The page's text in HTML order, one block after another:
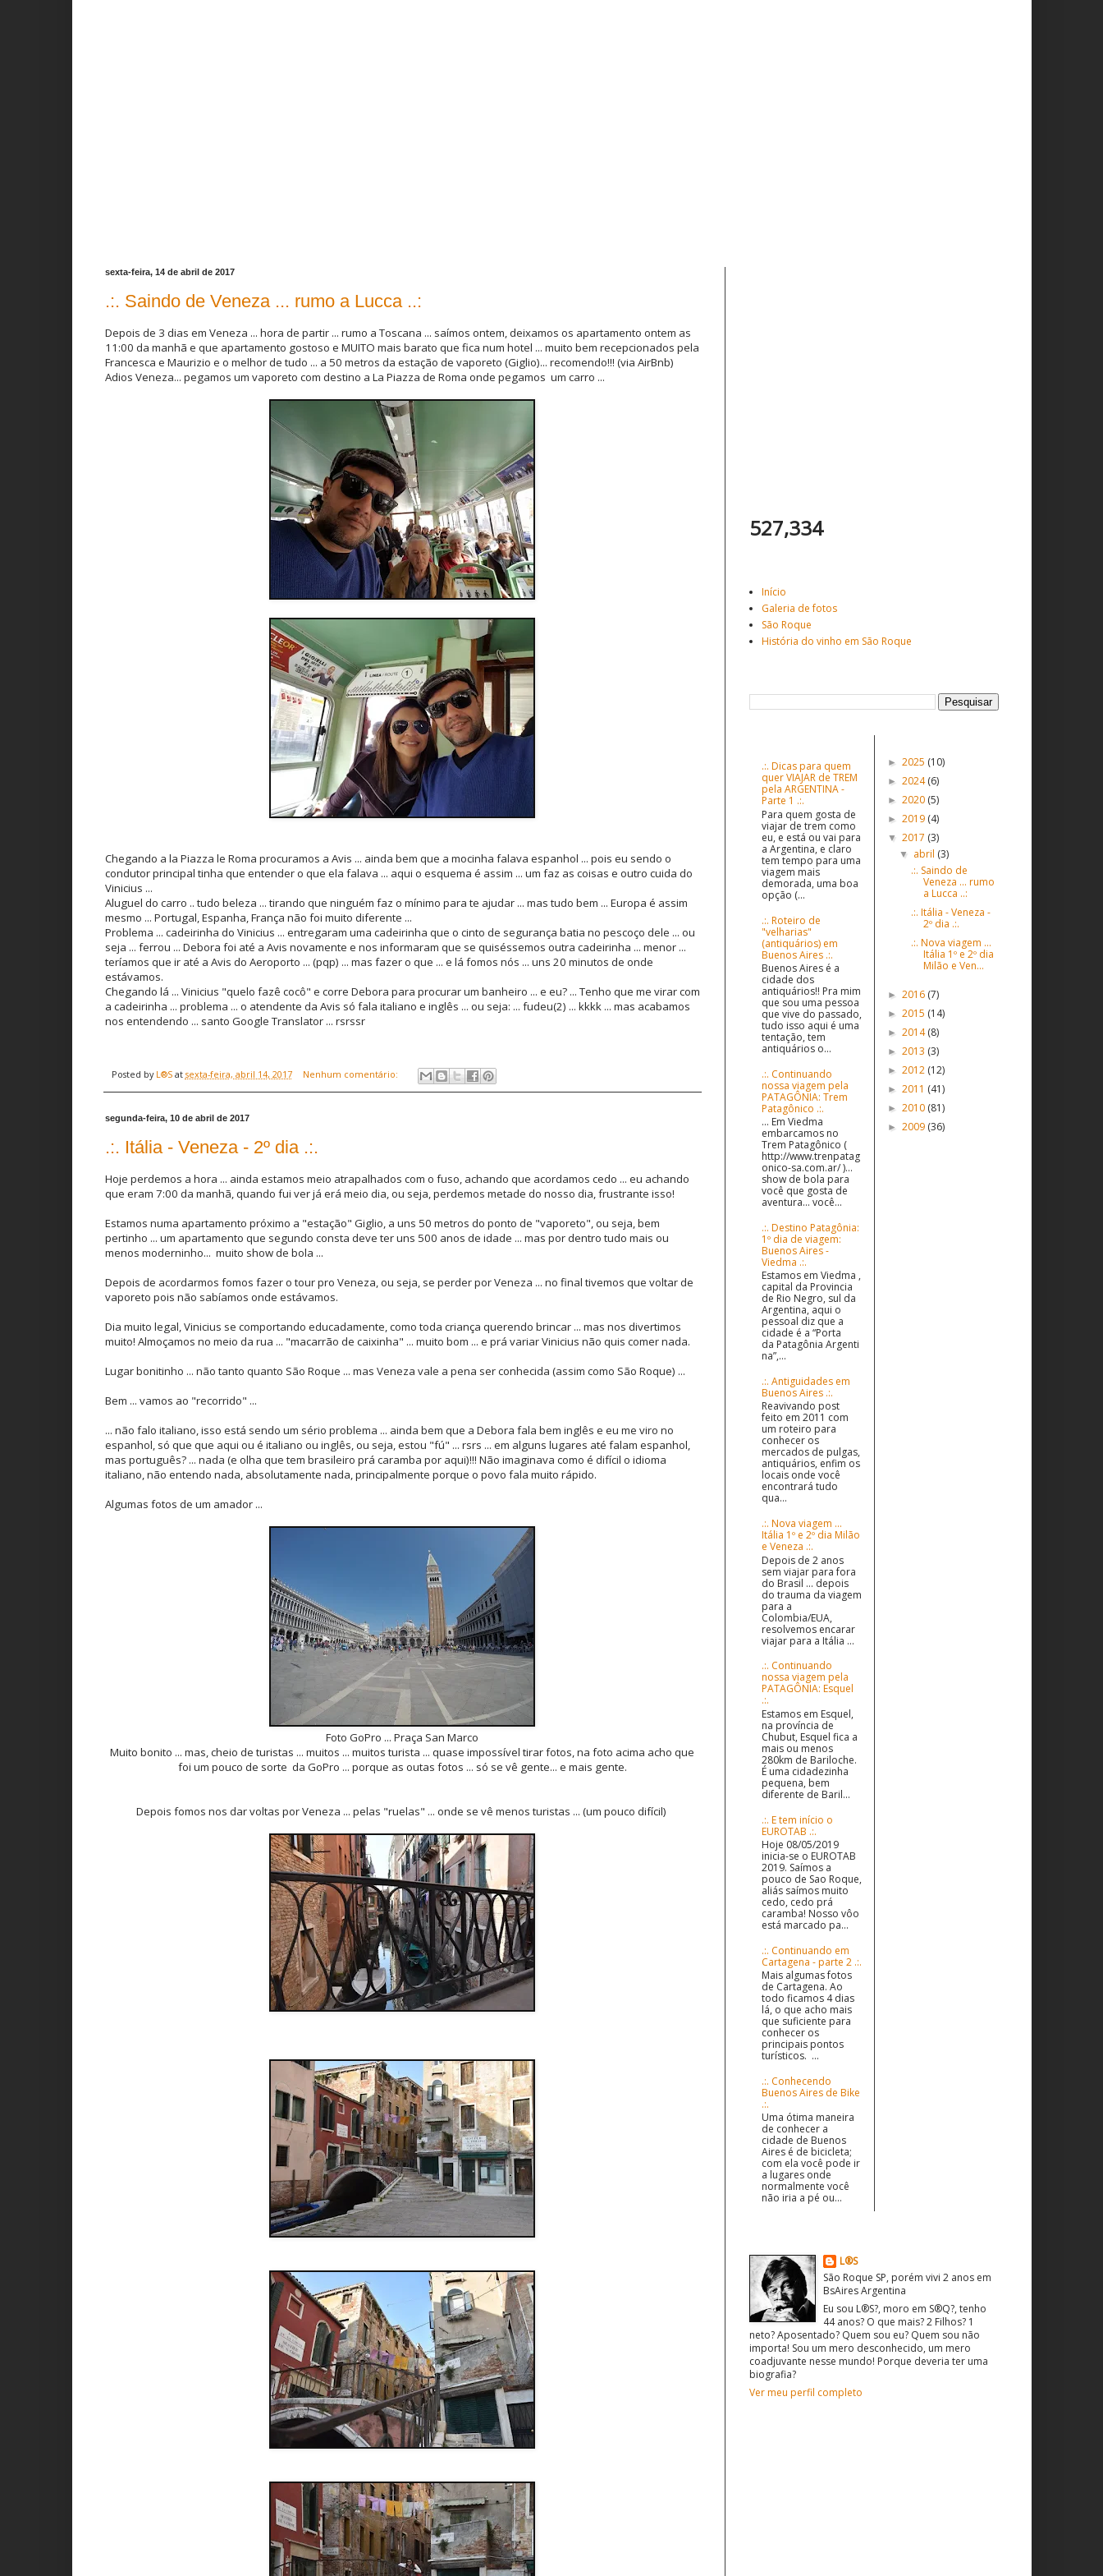
sexta-feira, 14 de abril de 2017
.:. Saindo de Veneza ... rumo a Lucca ..:
Depois de 3 dias em Veneza ... hora de partir ... rumo a Toscana ... saímos ontem, deixamos os apartamento ontem as
11:00 da manhã e que apartamento gostoso e MUITO mais barato que fica num hotel ... muito bem recepcionados pela
Francesca e Maurizio e o melhor de tudo ... a 50 metros da estação de vaporeto (Giglio)... recomendo!!! (via AirBnb)
Adios Veneza... pegamos um vaporeto com destino a La Piazza de Roma onde pegamos um carro ...
Chegando a la Piazza le Roma procuramos a Avis ... ainda bem que a mocinha falava espanhol ... pois eu sendo o
condutor principal tinha que entender o que ela falava ... aqui o esquema é assim ... um faz as coisas e outro cuida do
Vinicius ...
Aluguel do carro .. tudo beleza ... tirando que ninguém faz o mínimo para te ajudar ... mas tudo bem ... Europa é assim
mesmo ... Portugal, Espanha, França não foi muito diferente ...
Problema ... cadeirinha do Vinicius ... entregaram uma cadeirinha que o cinto de segurança batia no pescoço dele ... ou
seja ... ferrou ... Debora foi até a Avis novamente e nos informaram que se quiséssemos outra cadeirinha ... menor ...
teríamos que ir até a Avis do Aeroporto ... (pqp) ... mas fazer o que ... e lá fomos nós ... uns 20 minutos de onde
estávamos.
Chegando lá ... Vinicius "quelo fazê cocô" e corre Debora para procurar um banheiro ... e eu? ... Tenho que me virar com
a cadeirinha ... problema ... o atendente da Avis só fala italiano e inglês ... ou seja: ... fudeu(2) ... kkkk ... mas acabamos
nos entendendo ... santo Google Translator ... rsrssr
Posted by L®S at sexta-feira, abril 14, 2017 Nenhum comentário:
segunda-feira, 10 de abril de 2017
.:. Itália - Veneza - 2º dia .:.
Hoje perdemos a hora ... ainda estamos meio atrapalhados com o fuso, achando que acordamos cedo ... eu achando
que eram 7:00 da manhã, quando fui ver já erá meio dia, ou seja, perdemos metade do nosso dia, frustrante isso!
Estamos numa apartamento próximo a "estação" Giglio, a uns 50 metros do ponto de "vaporeto", ou seja, bem
pertinho ... um apartamento que segundo consta deve ter uns 500 anos de idade ... mas por dentro tudo mais ou
menos moderninho... muito show de bola ...
Depois de acordarmos fomos fazer o tour pro Veneza, ou seja, se perder por Veneza ... no final tivemos que voltar de
vaporeto pois não sabíamos onde estávamos.
Dia muito legal, Vinicius se comportando educadamente, como toda criança querendo brincar ... mas nos divertimos
muito! Almoçamos no meio da rua ... "macarrão de caixinha" ... muito bom ... e prá variar Vinicius não quis comer nada.
Lugar bonitinho ... não tanto quanto São Roque ... mas Veneza vale a pena ser conhecida (assim como São Roque) ...
Bem ... vamos ao "recorrido" ...
... não falo italiano, isso está sendo um sério problema ... ainda bem que a Debora fala bem inglês e eu me viro no
espanhol, só que que aqui ou é italiano ou inglês, ou seja, estou "fú" ... rsrs ... em alguns lugares até falam espanhol,
mas português? ... nada (e olha que tem brasileiro prá caramba por aqui)!!! Não imaginava como é difícil o idioma
italiano, não entendo nada, absolutamente nada, principalmente porque o povo fala muito rápido.
Algumas fotos de um amador ...
Foto GoPro ... Praça San Marco
Muito bonito ... mas, cheio de turistas ... muitos ... muitos turista ... quase impossível tirar fotos, na foto acima acho que
foi um pouco de sorte da GoPro ... porque as outas fotos ... só se vê gente... e mais gente.
Depois fomos nos dar voltas por Veneza ... pelas "ruelas" ... onde se vê menos turistas ... (um pouco difícil)
527,334
Início
Galeria de fotos
São Roque
História do vinho em São Roque
.:. Dicas para quem
quer VIAJAR de TREM
pela ARGENTINA -
Parte 1 .:.
Para quem gosta de
viajar de trem como
eu, e está ou vai para
a Argentina, e claro
tem tempo para uma
viagem mais
demorada, uma boa
opção (...
.:. Roteiro de
"velharias"
(antiquários) em
Buenos Aires .:.
Buenos Aires é a
cidade dos
antiquários!! Pra mim
que sou uma pessoa
que vive do passado,
tudo isso aqui é uma
tentação, tem
antiquários o...
.:. Continuando
nossa viagem pela
PATAGÔNIA: Trem
Patagônico .:.
... Em Viedma
embarcamos no
Trem Patagônico (
http://www.trenpatag
onico-sa.com.ar/ )...
show de bola para
você que gosta de
aventura... você...
.:. Destino Patagônia:
1º dia de viagem:
Buenos Aires -
Viedma .:.
Estamos em Viedma ,
capital da Provincia
de Rio Negro, sul da
Argentina, aqui o
pessoal diz que a
cidade é a “Porta
da Patagônia Argenti
na”,...
.:. Antiguidades em
Buenos Aires .:.
Reavivando post
feito em 2011 com
um roteiro para
conhecer os
mercados de pulgas,
antiquários, enfim os
locais onde você
encontrará tudo
qua...
.:. Nova viagem ...
Itália 1º e 2º dia Milão
e Veneza .:.
Depois de 2 anos
sem viajar para fora
do Brasil ... depois
do trauma da viagem
para a
Colombia/EUA,
resolvemos encarar
viajar para a Itália ...
.:. Continuando
nossa viagem pela
PATAGÔNIA: Esquel
.:.
Estamos em Esquel,
na província de
Chubut, Esquel fica a
mais ou menos
280km de Bariloche.
É uma cidadezinha
pequena, bem
diferente de Baril...
.:. E tem início o
EUROTAB .:.
Hoje 08/05/2019
inicia-se o EUROTAB
2019. Saímos a
pouco de Sao Roque,
aliás saímos muito
cedo, cedo prá
caramba! Nosso vôo
está marcado pa...
.:. Continuando em
Cartagena - parte 2 .:.
Mais algumas fotos
de Cartagena. Ao
todo ficamos 4 dias
lá, o que acho mais
que suficiente para
conhecer os
principais pontos
turísticos. ...
.:. Conhecendo
Buenos Aires de Bike
.:.
Uma ótima maneira
de conhecer a
cidade de Buenos
Aires é de bicicleta;
com ela você pode ir
a lugares onde
normalmente você
não iria a pé ou...
► 2025 (10)
► 2024(6)
► 2020 (5)
► 2019 (4)
▼ 2017 (3)
▼ abril (3)
.:. Saindo de
Veneza ... rumo
a Lucca ..:
.:. Itália - Veneza -
2º dia .:.
.:. Nova viagem ...
Itália 1º e 2º dia
Milão e Ven...
► 2016 (7)
► 2015 (14)
► 2014(8)
► 2013 (3)
► 2012 (12)
► 2011 (41)
► 2010 (81)
► 2009 (36)
L®S
São Roque SP, porém vivi 2 anos em
BsAires Argentina
Eu sou L®S?, moro em S®Q?, tenho
44 anos? O que mais? 2 Filhos? 1
neto? Aposentado? Quem sou eu? Quem sou não
importa! Sou um mero desconhecido, um mero
coadjuvante nesse mundo! Porque deveria ter uma
biografia?
Ver meu perfil completo